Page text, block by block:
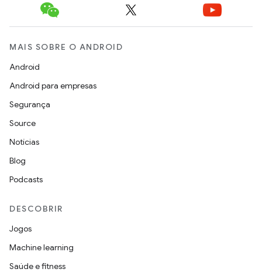
MAIS SOBRE O ANDROID
Android
Android para empresas
Segurança
Source
Notícias
Blog
Podcasts
DESCOBRIR
Jogos
Machine learning
Saúde e fitness